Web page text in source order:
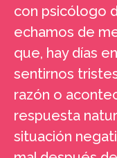
con psicólogo
echamos de
que, hay días
sentirnos
razón o
respuesta
situación